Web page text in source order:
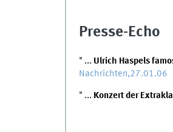
Presse-Echo
" ... Ulrich Haspels
Nachrichten,27.01.06
" ... Konzert der